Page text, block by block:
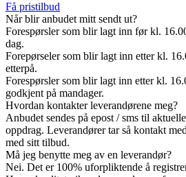
Få pristilbud
Når blir anbudet mitt sendt ut?
Forespørsler som blir lagt inn før kl.
dag.
Forepørseler som blir lagt inn etter kl.
etterpå.
Forespørsler som blir lagt inn etter kl.
godkjent på mandager.
Hvordan kontakter leverandørene meg?
Anbudet sendes på epost / sms til
oppdrag. Leverandører tar så kontakt
med sitt tilbud.
Må jeg benytte meg av en leverandør?
Nei. Det er 100% uforpliktende å